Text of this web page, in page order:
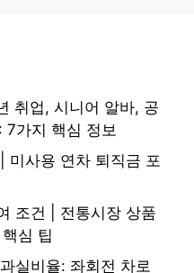
취업, 시니어 알바, 공
7가지 핵심 정보
미사용 연차 퇴직금 포
조건 | 전통시장 상품
심 팁
실비율: 좌회전 차로